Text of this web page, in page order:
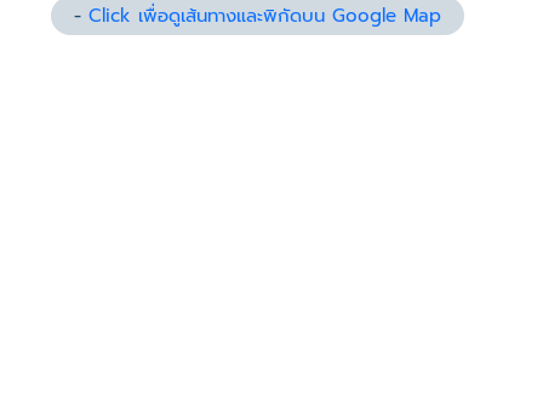
-Click เพื่อดูเส้นทางและพิกัดบน Google Map